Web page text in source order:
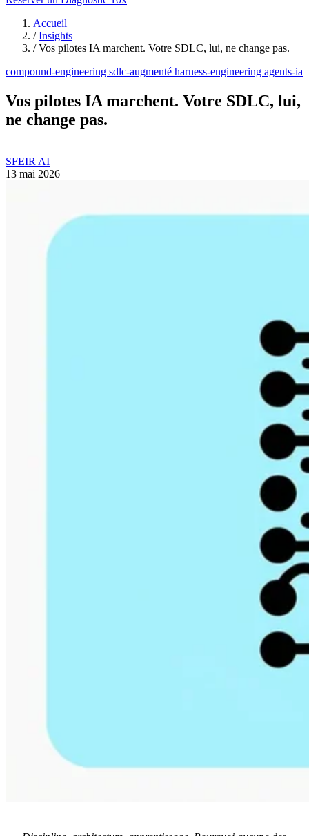
Accueil
/ Insights
/ Vos pilotes IA marchent. Votre SDLC, lui, ne change pas.
compound-engineering sdlc-augmenté harness-engineering agents-ia
Vos pilotes IA marchent. Votre SDLC, lui,
ne change pas.
SFEIR AI
13 mai 2026